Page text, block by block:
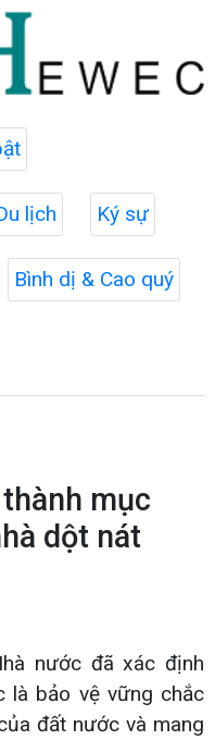
lịch Ký sự
Bình dị & Cao quý
mục
dột nát
nước đã xác định
là bảo vệ vững chắc
đất nước và mang